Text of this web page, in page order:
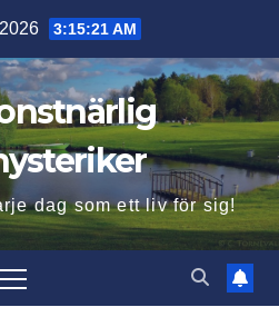
3:15:22 AM
dag som ett liv för sig!